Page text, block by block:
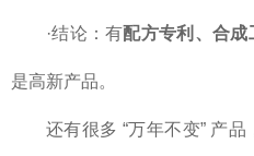
·结论：有配方专利、合成
是高新产品。
还有很多 “万年不变” 产